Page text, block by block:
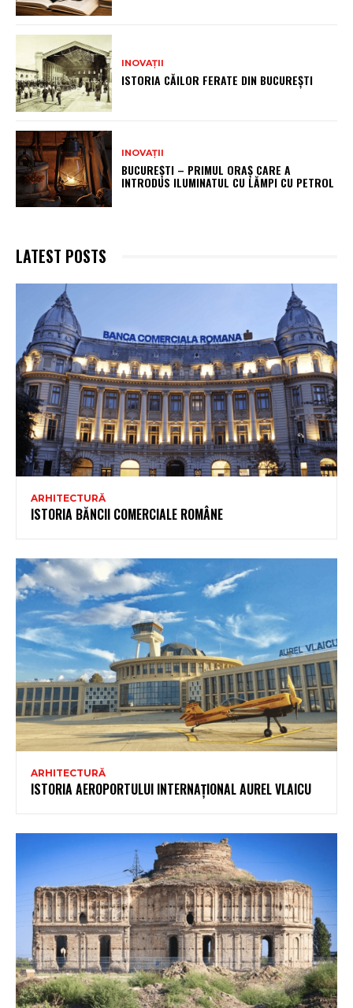
INOVAȚII
ISTORIA CĂILOR FERATE DIN BUCUREȘTI
INOVAȚII
BUCUREȘTI – PRIMUL ORAȘ CARE A
INTRODUS ILUMINATUL CU LĂMPI CU PETROL
LATEST POSTS
ARHITECTURĂ
ISTORIA BĂNCII COMERCIALE ROMÂNE
ARHITECTURĂ
ISTORIA AEROPORTULUI INTERNAȚIONAL AUREL VLAICU